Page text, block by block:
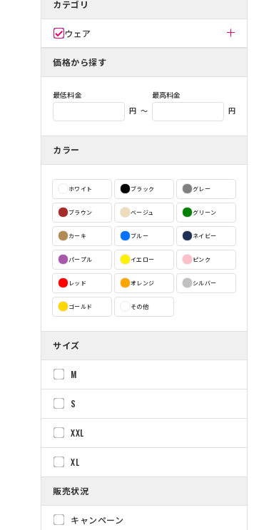
カテゴリ
ウェア
価格から探す
最低料金
円 ～
最高料金
円
カラー
ホワイト ブラック グレー
ブラウン ベージュ グリーン
カーキ ブルー ネイビー
パープル イエロー ピンク
レッド オレンジ シルバー
ゴールド その他
サイズ
M
S
XXL
XL
販売状況
キャンペーン